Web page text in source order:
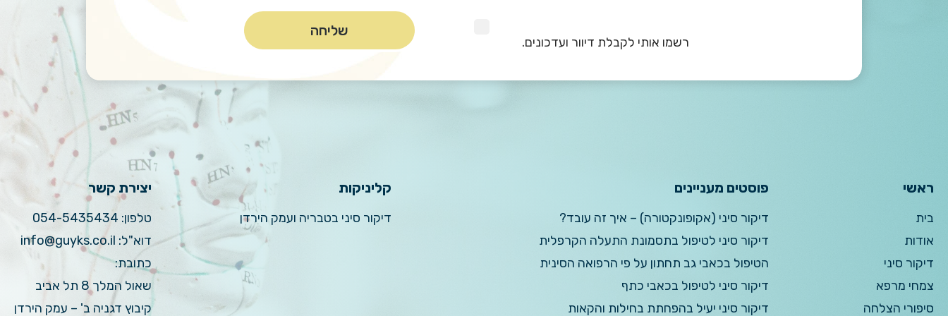
רשמו אותי לקבלת דיוור ועדכונים.
ראשי
בית
אודות
דיקור סיני
צמחי מרפא
סיפורי הצלחה
פוסטים מעניינים
דיקור סיני (אקופונקטורה) – איך זה עובד?
דיקור סיני לטיפול בתסמונת התעלה הקרפלית
הטיפול בכאבי גב תחתון על פי הרפואה הסינית
דיקור סיני לטיפול בכאבי כתף
דיקור סיני יעיל בהפחתת בחילות והקאות
קליניקות
דיקור סיני בטבריה ועמק הירדן
יצירת קשר
טלפון: 054-5435434
דוא"ל: info@guyks.co.il
כתובת:
שאול המלך 8 תל אביב
קיבוץ דגניה ב' – עמק הירדן